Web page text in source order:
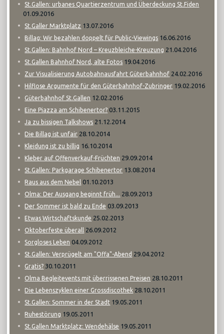
St.Gallen: urbanes Quartierzentrum und Überdeckung St.Fiden
01.09.2016
St.Galler Marktplatz 13.07.2016
Billag: Wir bezahlen doppelt für Public-Viewings 16.06.2016
St.Gallen: Bahnhof Nord – Kreuzbleiche-Kreuzung 21.04.2016
St.Gallen Bahnhof Nord, alte Fotos 19.04.2016
Zur Visualisierung Autobahnausfahrt Güterbahnhof 24.02.2016
Hilflose Argumente für den Güterbahnhof-Zubringer 19.02.2016
Güterbahnhof St.Gallen 12.02.2016
Eine Piazza am Schibenertor? 03.11.2015
Ja zu bissigen Talkshows 21.12.2014
Die Billag ist unfair 28.10.2014
Kleidung ist zu billig 16.10.2014
Kleber auf Offenverkauf-Früchten 29.09.2014
St.Gallen: Parkgarage Schibenertor 13.08.2014
Raus aus dem Nebel 01.10.2013
Olma: Der Ausgang beginnt früh... 28.09.2013
Der Sommer ist bald zu Ende 03.09.2013
Etwas Wirtschaftskunde 25.02.2013
Oktoberfeste überall 26.09.2012
Sorgloses Leben 04.09.2012
St.Gallen: Verprügelt am "Offa"-Abend 29.04.2012
Gratis? 30.10.2011
Olma Begleitevents mit überrissenen Preisen 28.10.2011
Die Lebenszyklen einer Grossdiscothek 28.10.2011
St.Gallen: Sommer in der Stadt 19.05.2011
Ruhestörung 19.05.2011
St.Gallen Marktplatz: Wendehälse 19.05.2011